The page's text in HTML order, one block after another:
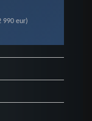
990 eur)